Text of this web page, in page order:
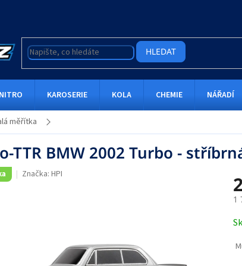
HLEDAT
NITRO KAROSERIE KOLA CHEMIE NÁŘADÍ
měřítka
TTR BMW 2002 Turbo -
Značka: HPI
1